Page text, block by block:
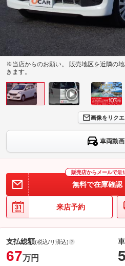
※当店からのお願い。 販売地区を近隣の
きます。
画像をリク
車両動画
販売店からメールで最
無料で在庫確認
来店予約
支払総額(税込/リ済込)
67万円